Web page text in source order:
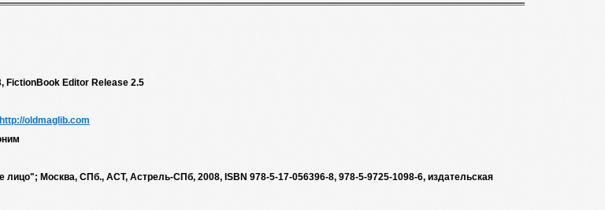
FictionBook Editor Release 2.5
http://oldmaglib.com
Москва, СПб., АСТ, Астрель-СПб, 2008, ISBN 978-5-17-056396-8, 978-5-9725-1098-6, издательская